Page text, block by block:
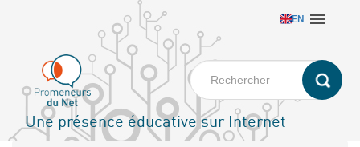
principal
EN 
Une présence éducative sur Internet